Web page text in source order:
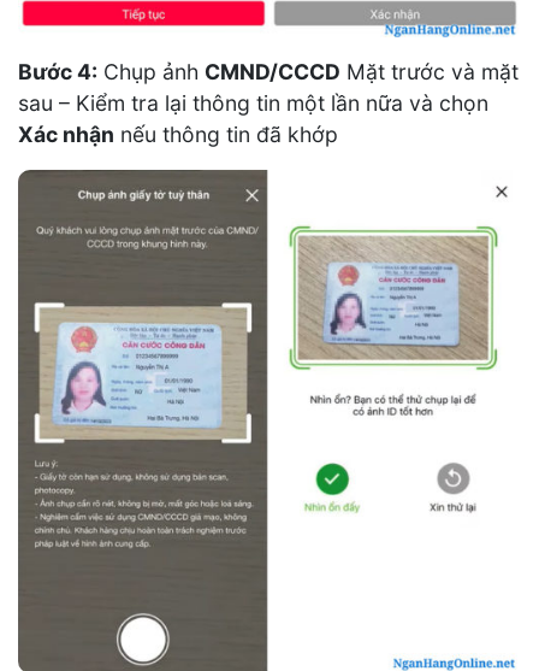
Bước 4: Chụp ảnh CMND/CCCD Mặt trước và mặt
sau – Kiểm tra lại thông tin một lần nữa và chọn
Xác nhận nếu thông tin đã khớp